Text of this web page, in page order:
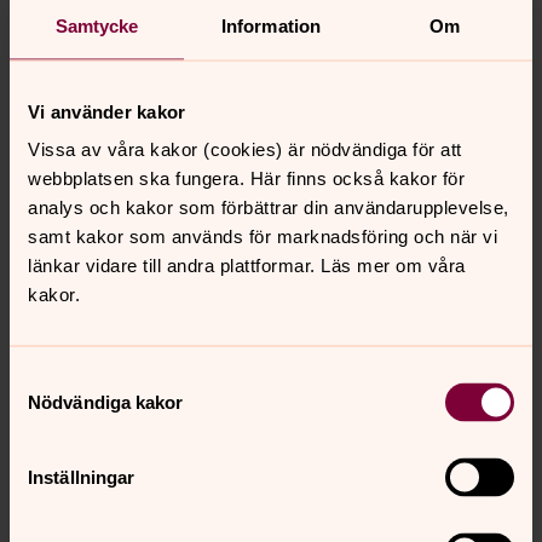
Samtycke Information Om
Vi använder kakor
Vissa av våra kakor (cookies) är nödvändiga för att
webbplatsen ska fungera. Här finns också kakor för
analys och kakor som förbättrar din användarupplevelse,
samt kakor som används för marknadsföring och när vi
länkar vidare till andra plattformar. Läs mer om våra
kakor.
Nödvändiga kakor
Inställningar
All verksamhet i församlingen leds av en präst med titeln
uppgift blir utförd och ansvarar för tillsyn över all
verksamhet utifrån Svenska kyrkans tro, bekännelse och
lära.
Tretton stift
Svenska kyrkan är indelad i tretton geografiska stift med
var sin biskop. Dess grundläggande uppgift är att främja
biskopssätet.
Stiftsstyrelse och domkapitel
I varje stift finns en stiftsstyrelse och ett domkapitel.